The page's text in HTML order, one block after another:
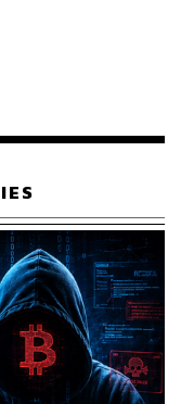
มทั้งแจ้งผลการ
การจัดสรรและ
ให้ลูกค้าใช้บริการ
ายให้ความยินยอม
รด้วย
หลักเกณฑ์มีผลใช้
จานุเบกษา ซึ่งคาด